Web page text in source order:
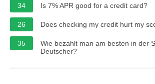
34 Is 7% APR good for a credit card?
26 Does checking my credit hurt my
35
Wie bezahlt man am besten in der
Deutscher?